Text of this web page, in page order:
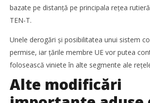
TransLogistica România 2026 reunește
transport și logistică la București între 8-
Redacția
bazate pe distanță pe principala rețea
TEN-T.
Unele derogări și posibilitatea unui sistem
permise, iar țările membre UE vor putea
folosească viniete în alte segmente ale
Alte modificări